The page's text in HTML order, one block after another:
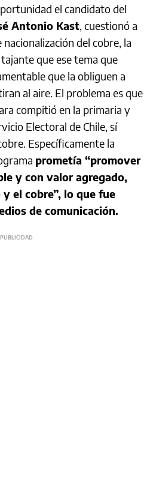
el candidato del
Antonio Kast, cuestionó a
del cobre, la
que ese tema que
que la obliguen a
al aire. El problema es que
compitió en la primaria y
Electoral de Chile, sí
Específicamente la
prometía “promover
y con valor agregado,
el cobre”, lo que fue
de comunicación.